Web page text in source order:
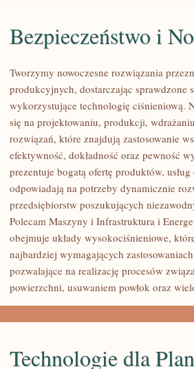
BEZPIECZEŃSTWO
NORMY
Bezpieczeństwo i
Tworzymy nowoczesne rozwiązania
produkcyjnych, dostarczając sprawdzone
wykorzystujące technologię ciśnieniową.
się na projektowaniu, produkcji,
rozwiązań, które znajdują zastosowanie
efektywność, dokładność oraz pewność
prezentuje bogatą ofertę produktów,
odpowiadają na potrzeby dynamicznie
przedsiębiorstw poszukujących
Polecam Maszyny i Infrastruktura i
obejmuje układy wysokociśnieniowe,
najbardziej wymagających
pozwalające na realizację procesów
powierzchni, usuwaniem powłok oraz
Technologie dla